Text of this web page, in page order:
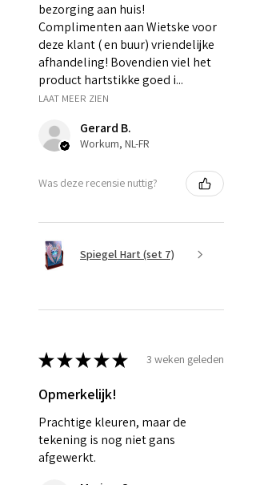
bezorging aan huis!
Complimenten aan Wietske voor
deze klant ( en buur) vriendelijke
afhandeling! Bovendien viel het
product hartstikke goed i...
LAAT MEER ZIEN
Gerard B.
Workum, NL-FR
Was deze recensie nuttig?
Spiegel Hart (set 7)
★★★★★ 3 weken geleden
Opmerkelijk!
Prachtige kleuren, maar de
tekening is nog niet gans
afgewerkt.